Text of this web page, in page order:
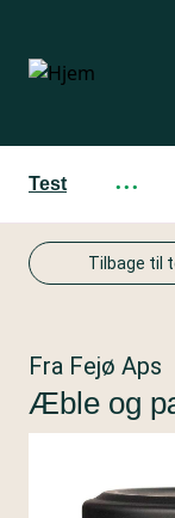
hovedindhold
Test ···
Tilbage til
Fra Fejø Aps
Æble og